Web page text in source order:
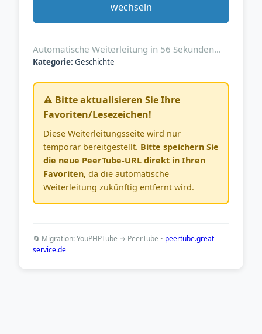
wechseln
Automatische Weiterleitung in 56 Sekunden…
Kategorie: Geschichte
⚠️ Bitte aktualisieren Sie Ihre
Favoriten/Lesezeichen!
Diese Weiterleitungsseite wird nur
temporär bereitgestellt. Bitte speichern Sie
die neue PeerTube-URL direkt in Ihren
Favoriten, da die automatische
Weiterleitung zukünftig entfernt wird.
🔄 Migration: YouPHPTube → PeerTube • peertube.great-
service.de